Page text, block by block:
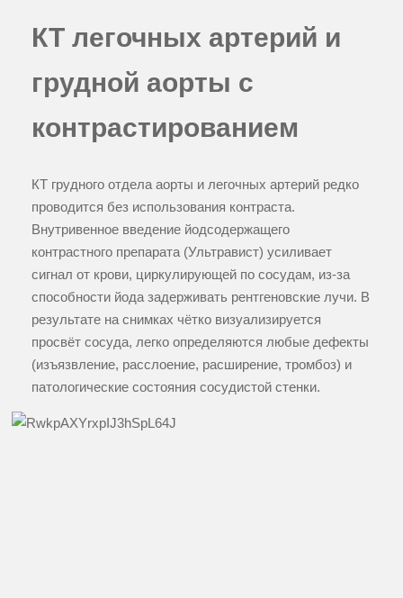
КТ легочных артерий и
грудной аорты с
контрастированием
КТ грудного отдела аорты и легочных артерий редко
проводится без использования контраста.
Внутривенное введение йодсодержащего
контрастного препарата (Ультравист) усиливает
сигнал от крови, циркулирующей по сосудам, из-за
способности йода задерживать рентгеновские лучи. В
результате на снимках чётко визуализируется
просвёт сосуда, легко определяются любые дефекты
(изъязвление, расслоение, расширение, тромбоз) и
патологические состояния сосудистой стенки.